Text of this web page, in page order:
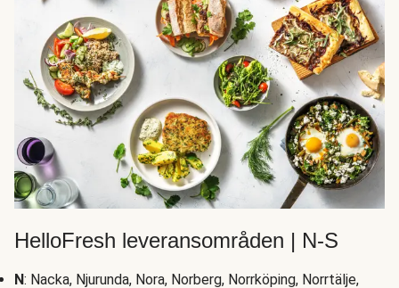
HelloFresh leveransområden | N-S
N: Nacka, Njurunda, Nora, Norberg, Norrköping, Norrtälje,